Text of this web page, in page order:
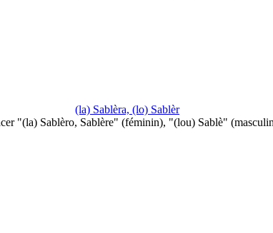
(la) Sablèra, (lo) Sablèr
"(la) Sablèro, Sablère" (féminin), "(lou) Sablè"